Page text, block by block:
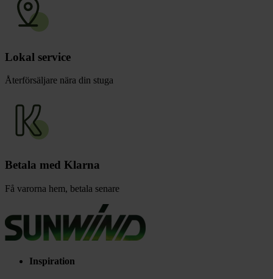
Lokal service
Återförsäljare nära din stuga
Betala med Klarna
Få varorna hem, betala senare
Inspiration